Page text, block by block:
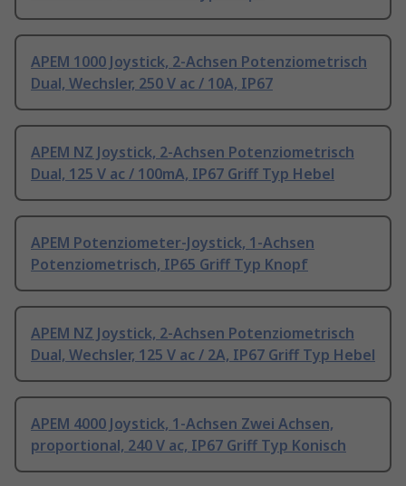
APEM 1000 Joystick, 2-Achsen Potenziometrisch
Dual, Wechsler, 250 V ac / 10A, IP67
APEM NZ Joystick, 2-Achsen Potenziometrisch
Dual, 125 V ac / 100mA, IP67 Griff Typ Hebel
APEM Potenziometer-Joystick, 1-Achsen
Potenziometrisch, IP65 Griff Typ Knopf
APEM NZ Joystick, 2-Achsen Potenziometrisch
Dual, Wechsler, 125 V ac / 2A, IP67 Griff Typ Hebel
APEM 4000 Joystick, 1-Achsen Zwei Achsen,
proportional, 240 V ac, IP67 Griff Typ Konisch